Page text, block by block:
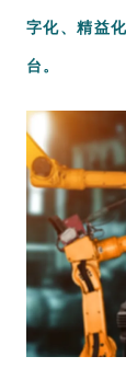
字化、精益
台。